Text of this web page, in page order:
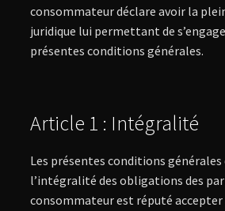
consommateur déclare avoir la
juridique lui permettant de
présentes conditions générales.
Article 1 : Intégralité
Les présentes conditions
l’intégralité des obligations des
consommateur est réputé accepter